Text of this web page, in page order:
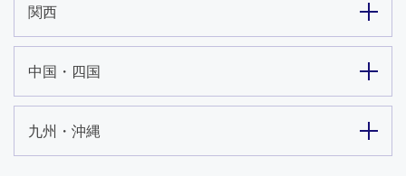
関西
中国・四国
九州・沖縄